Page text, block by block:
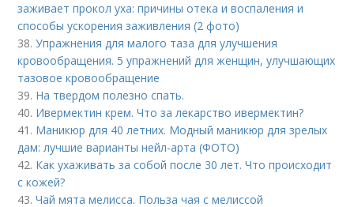
заживает прокол уха: причины отека и воспаления и
способы ускорения заживления (2 фото)
38.Упражнения для малого таза для улучшения
кровообращения. 5 упражнений для женщин, улучшающих
тазовое кровообращение
39. На твердом полезно спать.
40. Ивермектин крем. Что за лекарство ивермектин?
41. Маникюр для 40 летних. Модный маникюр для зрелых
дам: лучшие варианты нейл-арта (ФОТО)
42. Как ухаживать за собой после 30 лет. Что происходит
с кожей?
43.Чай мята мелисса. Польза чая с мелиссой